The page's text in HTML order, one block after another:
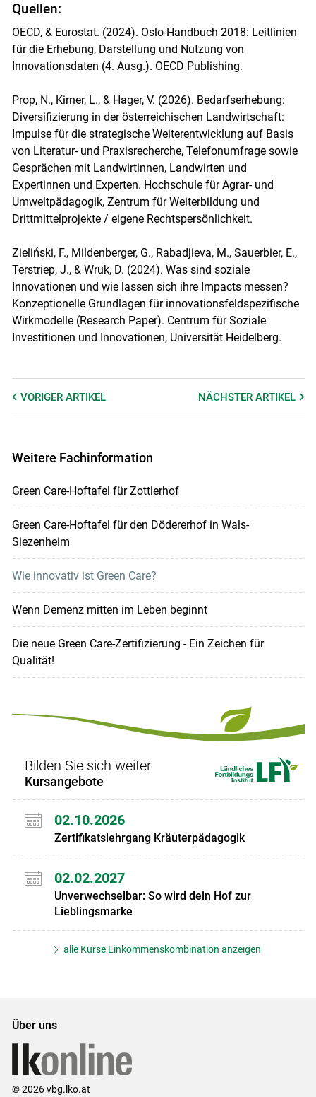
Quellen:
OECD, & Eurostat. (2024). Oslo-Handbuch 2018: Leitlinien
für die Erhebung, Darstellung und Nutzung von
Innovationsdaten (4. Ausg.). OECD Publishing.
Prop, N., Kirner, L., & Hager, V. (2026). Bedarfserhebung:
Diversifizierung in der österreichischen Landwirtschaft:
Impulse für die strategische Weiterentwicklung auf Basis
von Literatur- und Praxisrecherche, Telefonumfrage sowie
Gesprächen mit Landwirtinnen, Landwirten und
Expertinnen und Experten. Hochschule für Agrar- und
Umweltpädagogik, Zentrum für Weiterbildung und
Drittmittelprojekte / eigene Rechtspersönlichkeit.
Zieliński, F., Mildenberger, G., Rabadjieva, M., Sauerbier, E.,
Terstriep, J., & Wruk, D. (2024). Was sind soziale
Innovationen und wie lassen sich ihre Impacts messen?
Konzeptionelle Grundlagen für innovationsfeldspezifische
Wirkmodelle (Research Paper). Centrum für Soziale
Investitionen und Innovationen, Universität Heidelberg.
VORIGER ARTIKEL NÄCHSTERARTIKEL
Weitere Fachinformation
Green Care-Hoftafel für Zottlerhof
Green Care-Hoftafel für den Dödererhof in Wals-
Siezenheim
Wie innovativ ist Green Care?
Wenn Demenz mitten im Leben beginnt
Die neue Green Care-Zertifizierung - Ein Zeichen für
Qualität!
Bilden Sie sich weiter
Kursangebote
02.10.2026
Zertifikatslehrgang Kräuterpädagogik
02.02.2027
Unverwechselbar: So wird dein Hof zur
Lieblingsmarke
alle Kurse Einkommenskombination anzeigen
Über uns
© 2026 vbg.lko.at